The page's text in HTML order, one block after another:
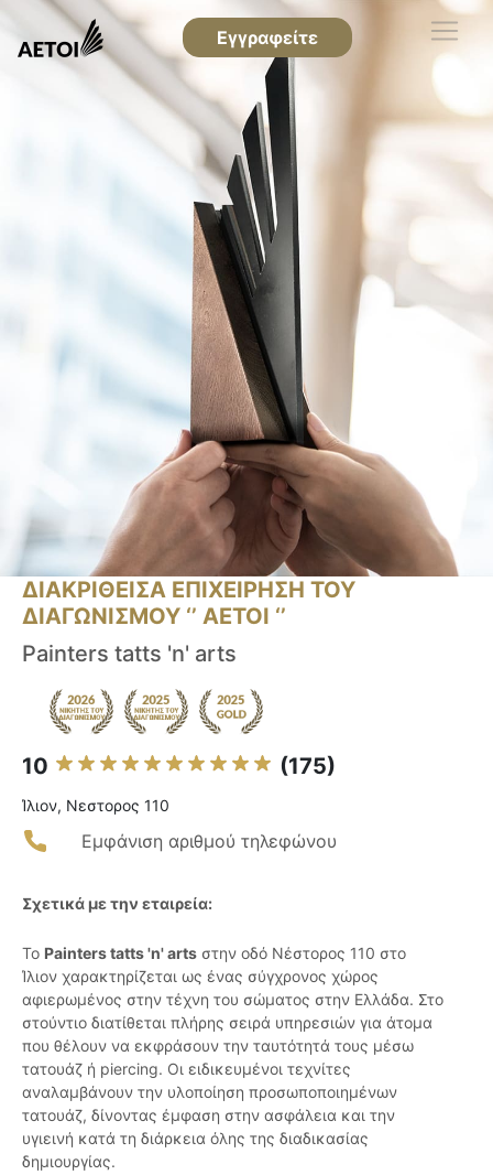
Εγγραφείτε
ΔΙΑΚΡΙΘΕΙΣΑ ΕΠΙΧΕΙΡΗΣΗ ΤΟΥ
ΔΙΑΓΩΝΙΣΜΟΥ ‘’ ΑΕΤΟΙ ‘’
Painters tatts 'n' arts
10 (175)
Ίλιον, Νεστορος 110
Εμφάνιση αριθμού τηλεφώνου
Σχετικά με την εταιρεία:
Το Painters tatts 'n' arts στην οδό Νέστορος 110 στο
Ίλιον χαρακτηρίζεται ως ένας σύγχρονος χώρος
αφιερωμένος στην τέχνη του σώματος στην Ελλάδα. Στο
στούντιο διατίθεται πλήρης σειρά υπηρεσιών για άτομα
που θέλουν να εκφράσουν την ταυτότητά τους μέσω
τατουάζ ή piercing. Οι ειδικευμένοι τεχνίτες
αναλαμβάνουν την υλοποίηση προσωποποιημένων
τατουάζ, δίνοντας έμφαση στην ασφάλεια και την
υγιεινή κατά τη διάρκεια όλης της διαδικασίας
δημιουργίας.